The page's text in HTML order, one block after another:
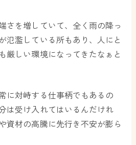
さを増していて、全く雨の降っ
氾濫している所もあり、人にと
厳しい環境になってきたなぁと
に対峙する仕事柄でもあるの
は受け入れてはいるんだけれ
資材の高騰に先行き不安が膨ら